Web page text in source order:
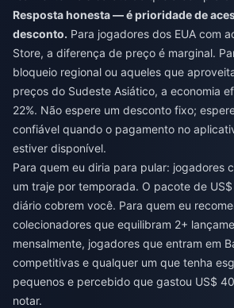
Resposta honesta — é prioridade de
desconto. Para jogadores dos EUA com
Store, a diferença de preço é marginal.
bloqueio regional ou aqueles que
preços do Sudeste Asiático, a economia
22%. Não espere um desconto fixo;
confiável quando o pagamento no
estiver disponível.
Para quem eu diria para pular: jogadores
um traje por temporada. O pacote de
diário cobrem você. Para quem eu
colecionadores que equilibram 2+
mensalmente, jogadores que entram em
competitivas e qualquer um que tenha
pequenos e percebido que gastou US$
notar.